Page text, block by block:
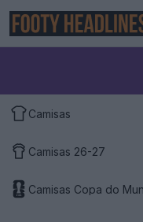
Camisas
Camisas 26-27